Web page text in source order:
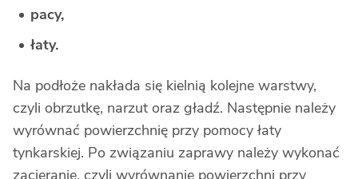
pacy,
łaty.
Na podłoże nakłada się kielnią kolejne warstwy,
czyli obrzutkę, narzut oraz gładź. Następnie należy
wyrównać powierzchnię przy pomocy łaty
tynkarskiej. Po związaniu zaprawy należy wykonać
zacieranie, czyli wyrównanie powierzchni przy